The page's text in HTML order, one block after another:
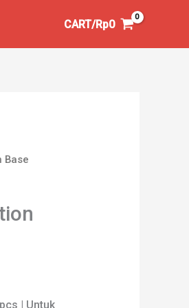
CART/Rp0
Base
| Untuk